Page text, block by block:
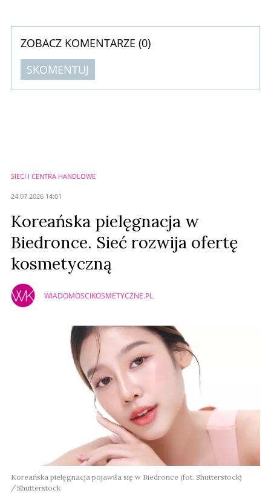
ZOBACZ KOMENTARZE (0)
SKOMENTUJ
SIECI I CENTRA HANDLOWE
24.07.2026 14:01
Koreańska pielęgnacja w
Biedronce. Sieć rozwija ofertę
kosmetyczną
WIADOMOSCIKOSMETYCZNE.PL
Koreańska pielęgnacja pojawiła się w Biedronce (fot. Shutterstock)
Shutterstock